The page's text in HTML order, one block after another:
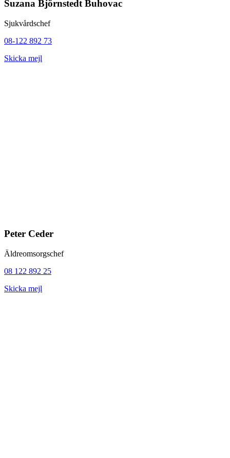
Suzana Björnstedt Buhovac
Sjukvårdschef
08-122 892 73
Skicka mejl
Peter Ceder
Äldreomsorgschef
08 122 892 25
Skicka mejl